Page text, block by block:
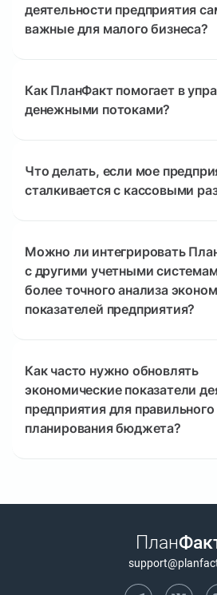
деятельности предприятия
важные для малого бизнеса?
Как ПланФакт помогает в
денежными потоками?
Что делать, если мое
сталкивается с кассовыми
Можно ли интегрировать
с другими учетными
более точного анализа
показателей предприятия?
Как часто нужно обновлять
экономические показатели
предприятия для правильного
планирования бюджета?
План